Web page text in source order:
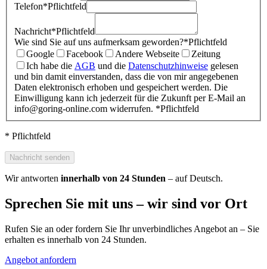
Telefon*Pflichtfeld
Nachricht*Pflichtfeld
Wie sind Sie auf uns aufmerksam geworden?*Pflichtfeld
Google
Facebook Andere Webseite
Zeitung
Ich habe die AGB und die Datenschutzhinweise gelesen
und bin damit einverstanden, dass die von mir angegebenen
Daten elektronisch erhoben und gespeichert werden. Die
Einwilligung kann ich jederzeit für die Zukunft per E-Mail an
info@goring-online.com widerrufen. *Pflichtfeld
* Pflichtfeld
Nachricht senden
Wir antworten innerhalb von 24 Stunden – auf Deutsch.
Sprechen Sie mit uns – wir sind vor Ort
Rufen Sie an oder fordern Sie Ihr unverbindliches Angebot an – Sie
erhalten es innerhalb von 24 Stunden.
Angebot anfordern